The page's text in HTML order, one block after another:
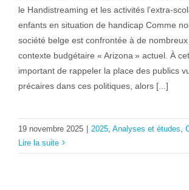
le Handistreaming et les activités l’extra-
enfants en situation de handicap Comme
société belge est confrontée à de
contexte budgétaire « Arizona » actuel. À
important de rappeler la place des publics
précaires dans ces politiques, alors [...]
19 novembre 2025 | 2025 Analyses et études
Lire la suite